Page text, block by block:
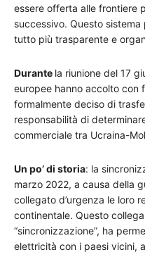
essere offerta alle frontiere
successivo. Questo
tutto più trasparente e
Durante la riunione del 17
europee hanno accolto con
formalmente deciso di
responsabilità di
commerciale tra Ucraina-
Un po’ di storia: la
marzo 2022, a causa della
collegato d’urgenza le loro
continentale. Questo
“sincronizzazione”, ha
elettricità con i paesi vicini,